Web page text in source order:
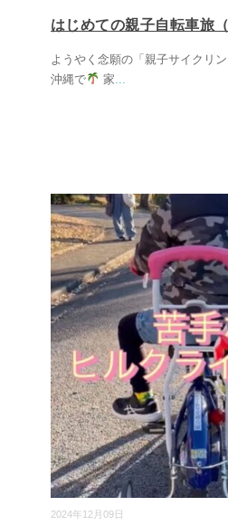
はじめての親子自転車旅（
ようやく念願の「親子サイクリ
沖縄で
家...
2024年12月09日